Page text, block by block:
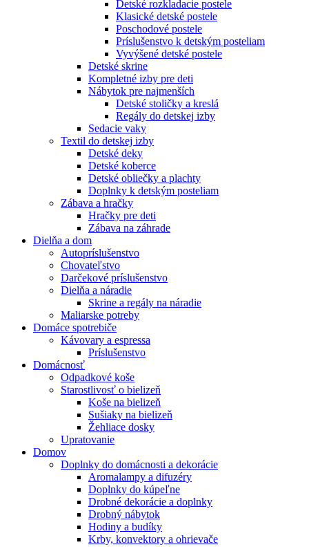
Detské rozkladacie postele
Klasické detské postele
Poschodové postele
Príslušenstvo k detským posteliam
Vyvýšené detské postele
Detské skrine
Kompletné izby pre deti
Nábytok pre najmenších
Detské stoličky a kreslá
Regály do detskej izby
Sedacie vaky
Textil do detskej izby
Detské deky
Detské koberce
Detské obliečky a plachty
Doplnky k detským posteliam
Zábava a hračky
Hračky pre deti
Zábava na záhrade
Dielňa a dom
Autopríslušenstvo
Chovateľstvo
Darčekové príslušenstvo
Dielňa a náradie
Skrine a regály na náradie
Maliarske potreby
Domáce spotrebiče
Kávovary a espressa
Príslušenstvo
Domácnosť
Odpadkové koše
Starostlivosť o bielizeň
Koše na bielizeň
Sušiaky na bielizeň
Žehliace dosky
Upratovanie
Domov
Doplnky do domácnosti a dekorácie
Aromalampy a difuzéry
Doplnky do kúpeľne
Drobné dekorácie a doplnky
Drobný nábytok
Hodiny a budíky
Krby, konvektory a ohrievače